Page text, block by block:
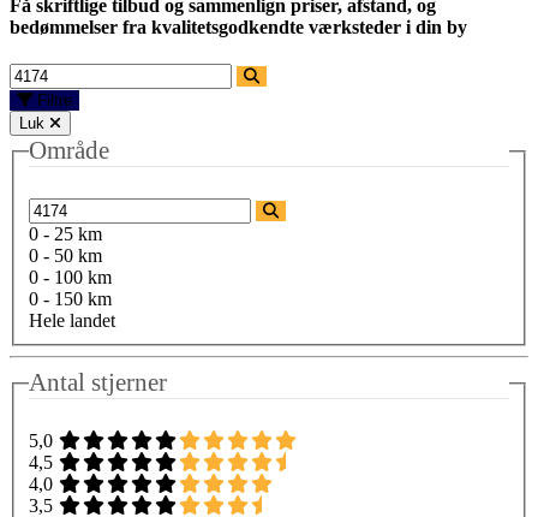
Få skriftlige tilbud og sammenlign priser, afstand, og
bedømmelser fra kvalitetsgodkendte værksteder i din by
Filtre
Luk
Område
0 - 25 km
0 - 50 km
0 - 100 km
0 - 150 km
Hele landet
Antal stjerner
5,0
4,5
4,0
3,5